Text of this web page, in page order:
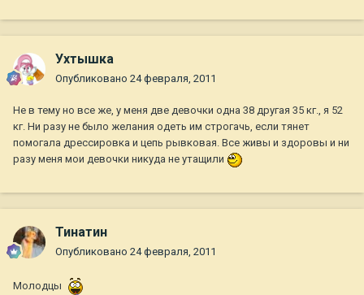
Ухтышка
Опубликовано 24 февраля, 2011
Не в тему но все же, у меня две девочки одна 38 другая 35 кг., я 52
кг. Ни разу не было желания одеть им строгачь, если тянет
помогала дрессировка и цепь рывковая. Все живы и здоровы и ни
разу меня мои девочки никуда не утащили
Тинатин
Опубликовано 24 февраля, 2011
Молодцы